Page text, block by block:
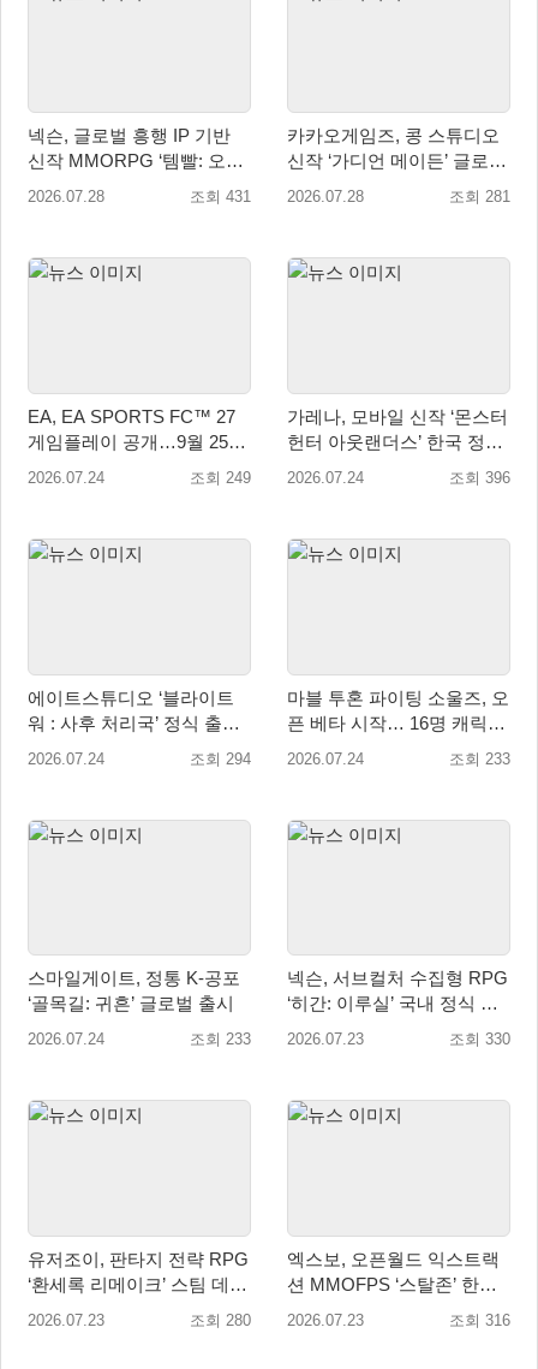
넥슨, 글로벌 흥행 IP 기반
신작 MMORPG ‘템빨: 오버
기어드’ 타이틀명 확정!
2026.07.28 조회 431
카카오게임즈, 콩 스튜디오
신작 ‘가디언 메이든’ 글로벌
퍼블리싱 계약
2026.07.28 조회 281
EA, EA SPORTS FC™ 27
게임플레이 공개…9월 25일
전 세계 출시
2026.07.24 조회 249
가레나, 모바일 신작 ‘몬스터
헌터 아웃랜더스’ 한국 정식
출시 확정… 사전예약 시작
2026.07.24 조회 396
에이트스튜디오 ‘블라이트
워 : 사후 처리국’ 정식 출
시… 사전예약자 50만 명 달
2026.07.24 조회 294
마블 투혼 파이팅 소울즈, 오
픈 베타 시작… 16명 캐릭터
공개
2026.07.24 조회 233
스마일게이트, 정통 K-공포
‘골목길: 귀흔’ 글로벌 출시
2026.07.24 조회 233
넥슨, 서브컬처 수집형 RPG
‘히간: 이루실’ 국내 정식 출
시
2026.07.23 조회 330
유저조이, 판타지 전략 RPG
‘환세록 리메이크’ 스팀 데모
무료 배포
2026.07.23 조회 280
엑스보, 오픈월드 익스트랙
션 MMOFPS ‘스탈존’ 한국
정식 출시
2026.07.23 조회 316